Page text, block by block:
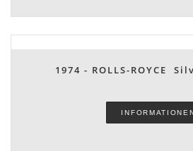
1974 - ROLLS-ROYCE